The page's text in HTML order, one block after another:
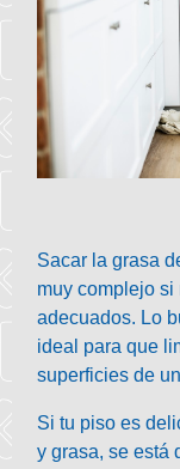
Sacar la grasa
muy complejo
adecuados. Lo
ideal para que
superficies de
Si tu piso es
y grasa, se está